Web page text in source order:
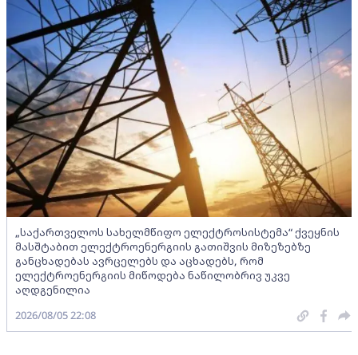
„საქართველოს სახელმწიფო ელექტროსისტემა“ ქვეყნის
მასშტაბით ელექტროენერგიის გათიშვის მიზეზებზე
განცხადებას ავრცელებს და აცხადებს, რომ
ელექტროენერგიის მიწოდება ნაწილობრივ უკვე
აღდგენილია
2026/08/05 22:08